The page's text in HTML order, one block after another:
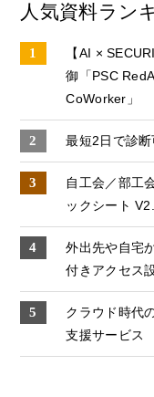
人気資料ラン
【AI ×
御「PSC
CoWorker」
最短2日で診断
自工会／部工
ックシート
外出先や自宅
付きアクセス
クラウド時代
支援サービス